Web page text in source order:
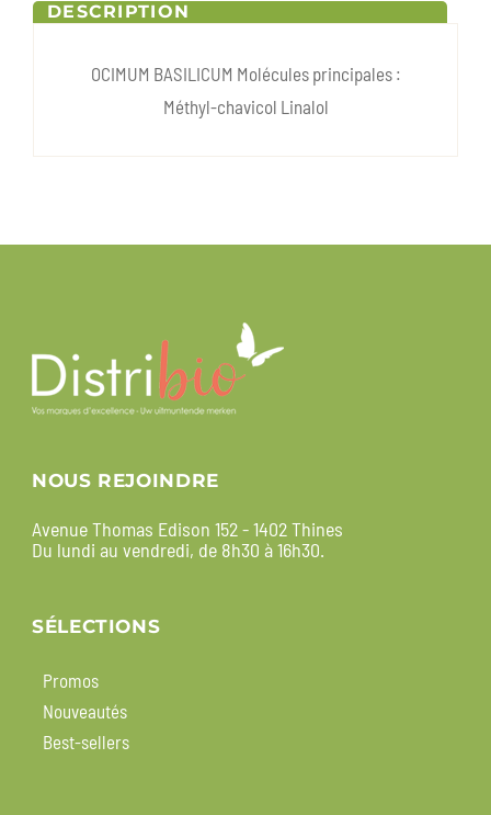
DESCRIPTION
OCIMUM BASILICUM Molécules principales :
Méthyl-chavicol Linalol
NOUS REJOINDRE
Avenue Thomas Edison 152 - 1402 Thines
Du lundi au vendredi, de 8h30 à 16h30.
SÉLECTIONS
Promos
Nouveautés
Best-sellers